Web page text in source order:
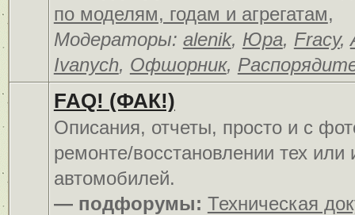
по моделям, годам и агрегатам,
Модераторы: alenik, Юра, Fracy,
Ivanych, Офшорник,
FAQ! (ФАК!)
Описания, отчеты, просто и c
ремонте/восстановлении тех или
автомобилей.
— подфорумы: Техническая